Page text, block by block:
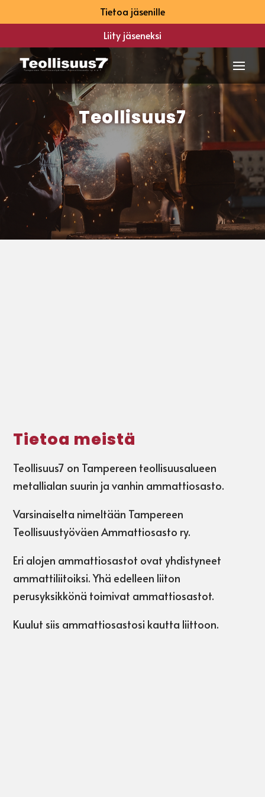
Tietoa jäsenille
Liity jäseneksi
Teollisuus7
Tietoa meistä
Teollisuus7 on Tampereen teollisuusalueen
metallialan suurin ja vanhin ammattiosasto.
Varsinaiselta nimeltään Tampereen
Teollisuustyöväen Ammattiosasto ry.
Eri alojen ammattiosastot ovat yhdistyneet
ammattiliitoiksi. Yhä edelleen liiton
perusyksikkönä toimivat ammattiosastot.
Kuulut siis ammattiosastosi kautta liittoon.